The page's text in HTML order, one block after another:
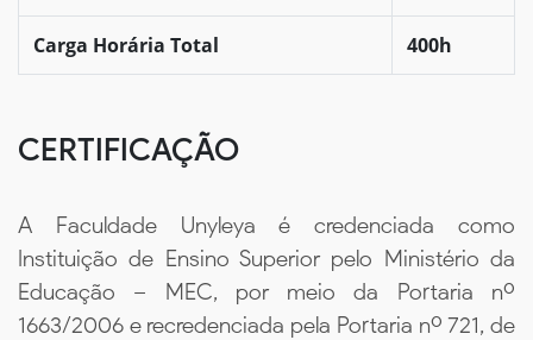
Carga Horária Total 400h
CERTIFICAÇÃO
A Faculdade Unyleya é credenciada como
Instituição de Ensino Superior pelo Ministério da
Educação – MEC, por meio da Portaria nº
1663/2006 e recredenciada pela Portaria nº 721, de